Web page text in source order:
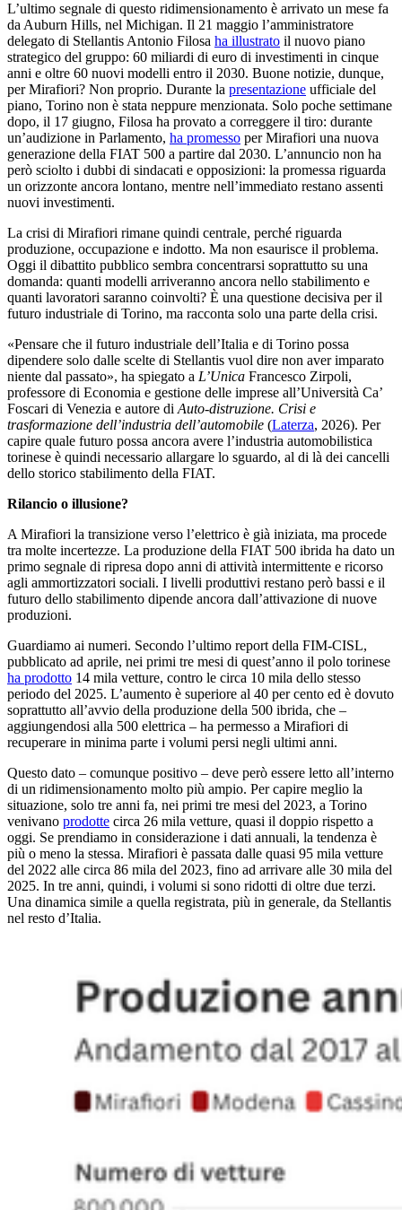
L’ultimo segnale di questo ridimensionamento è arrivato un mese fa
da Auburn Hills, nel Michigan. Il 21 maggio l’amministratore
delegato di Stellantis Antonio Filosa ha illustrato il nuovo piano
strategico del gruppo: 60 miliardi di euro di investimenti in cinque
anni e oltre 60 nuovi modelli entro il 2030. Buone notizie, dunque,
per Mirafiori? Non proprio. Durante la presentazione ufficiale del
piano, Torino non è stata neppure menzionata. Solo poche settimane
dopo, il 17 giugno, Filosa ha provato a correggere il tiro: durante
un’audizione in Parlamento, ha promesso per Mirafiori una nuova
generazione della FIAT 500 a partire dal 2030. L’annuncio non ha
però sciolto i dubbi di sindacati e opposizioni: la promessa riguarda
un orizzonte ancora lontano, mentre nell’immediato restano assenti
nuovi investimenti.
La crisi di Mirafiori rimane quindi centrale, perché riguarda
produzione, occupazione e indotto. Ma non esaurisce il problema.
Oggi il dibattito pubblico sembra concentrarsi soprattutto su una
domanda: quanti modelli arriveranno ancora nello stabilimento e
quanti lavoratori saranno coinvolti? È una questione decisiva per il
futuro industriale di Torino, ma racconta solo una parte della crisi.
«Pensare che il futuro industriale dell’Italia e di Torino possa
dipendere solo dalle scelte di Stellantis vuol dire non aver imparato
niente dal passato», ha spiegato a L’Unica Francesco Zirpoli,
professore di Economia e gestione delle imprese all’Università Ca’
Foscari di Venezia e autore di Auto-distruzione. Crisi e
trasformazione dell’industria dell’automobile (Laterza, 2026). Per
capire quale futuro possa ancora avere l’industria automobilistica
torinese è quindi necessario allargare lo sguardo, al di là dei cancelli
dello storico stabilimento della FIAT.
Rilancio o illusione?
A Mirafiori la transizione verso l’elettrico è già iniziata, ma procede
tra molte incertezze. La produzione della FIAT 500 ibrida ha dato un
primo segnale di ripresa dopo anni di attività intermittente e ricorso
agli ammortizzatori sociali. I livelli produttivi restano però bassi e il
futuro dello stabilimento dipende ancora dall’attivazione di nuove
produzioni.
Guardiamo ai numeri. Secondo l’ultimo report della FIM-CISL,
pubblicato ad aprile, nei primi tre mesi di quest’anno il polo torinese
ha prodotto 14 mila vetture, contro le circa 10 mila dello stesso
periodo del 2025. L’aumento è superiore al 40 per cento ed è dovuto
soprattutto all’avvio della produzione della 500 ibrida, che –
aggiungendosi alla 500 elettrica – ha permesso a Mirafiori di
recuperare in minima parte i volumi persi negli ultimi anni.
Questo dato – comunque positivo – deve però essere letto all’interno
di un ridimensionamento molto più ampio. Per capire meglio la
situazione, solo tre anni fa, nei primi tre mesi del 2023, a Torino
venivano prodotte circa 26 mila vetture, quasi il doppio rispetto a
oggi. Se prendiamo in considerazione i dati annuali, la tendenza è
più o meno la stessa. Mirafiori è passata dalle quasi 95 mila vetture
del 2022 alle circa 86 mila del 2023, fino ad arrivare alle 30 mila del
2025. In tre anni, quindi, i volumi si sono ridotti di oltre due terzi.
Una dinamica simile a quella registrata, più in generale, da Stellantis
nel resto d’Italia.